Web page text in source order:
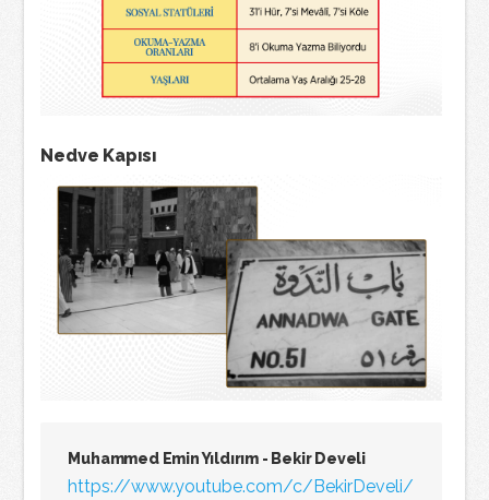
Nedve Kapısı
Muhammed Emin Yıldırım - Bekir Develi
https://www.youtube.com/c/BekirDeveli/